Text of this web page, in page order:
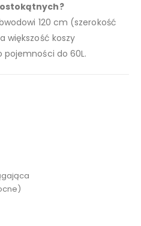
120 cm (szerokość
większość koszy
pojemności do 60L.